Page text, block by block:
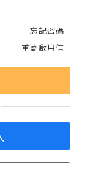
忘記密碼
重寄啟用信